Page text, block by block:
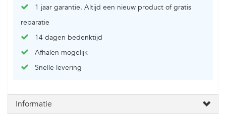
1 jaar garantie. Altijd een nieuw product of gratis
reparatie
14 dagen bedenktijd
Afhalen mogelijk
Snelle levering
Informatie